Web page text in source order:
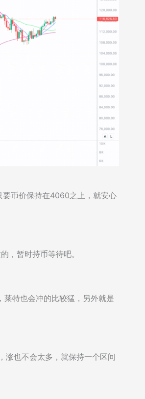
要币价保持在4060之上，就安心
，暂时持币等待吧。
特也会冲的比较猛，另外就是
涨也不会太多，就保持一个区间